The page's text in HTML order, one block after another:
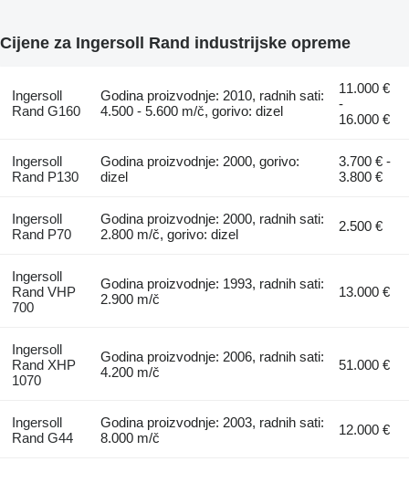
Cijene za Ingersoll Rand industrijske opreme
Ingersoll
Rand G160
Godina proizvodnje: 2010, radnih sati:
4.500 - 5.600 m/č, gorivo: dizel
11.000 €
-
16.000 €
Ingersoll
Rand P130
Godina proizvodnje: 2000, gorivo:
dizel
3.700 € -
3.800 €
Ingersoll
Rand P70
Godina proizvodnje: 2000, radnih sati:
2.800 m/č, gorivo: dizel
2.500 €
Ingersoll
Rand VHP
700
Godina proizvodnje: 1993, radnih sati:
2.900 m/č
13.000 €
Ingersoll
Rand XHP
1070
Godina proizvodnje: 2006, radnih sati:
4.200 m/č
51.000 €
Ingersoll
Rand G44
Godina proizvodnje: 2003, radnih sati:
8.000 m/č
12.000 €